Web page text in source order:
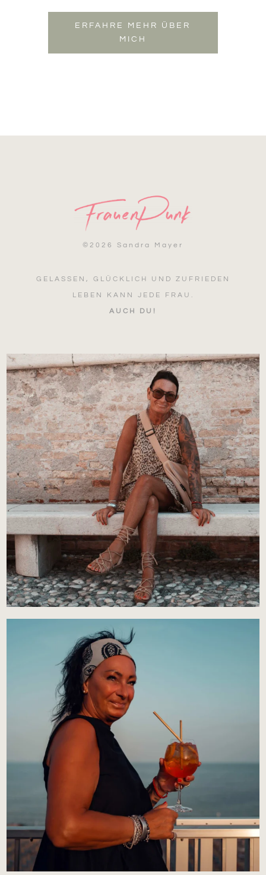
ERFAHRE MEHR ÜBER
MICH
© 2026 Sandra Mayer
GELASSEN, GLÜCKLICH UND ZUFRIEDEN
LEBEN KANN JEDE FRAU.
AUCH DU!